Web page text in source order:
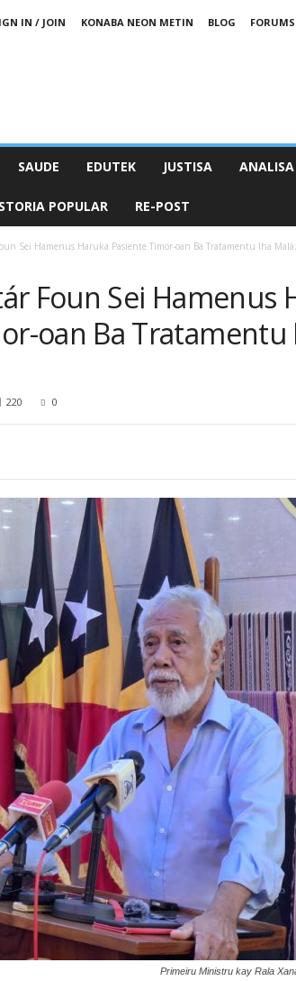
IN / JOIN KONABA NEON METIN BLOG FORUMS
SAUDE EDUTEK JUSTISA ANALISA
POPULAR RE-POST
Sei Hamenus Haruka Pasiente Timor-oan Ba Tratamentu Iha
Foun Sei Hamenus
oan Ba Tratamentu
220 0
Primeiru Ministru kay Rala